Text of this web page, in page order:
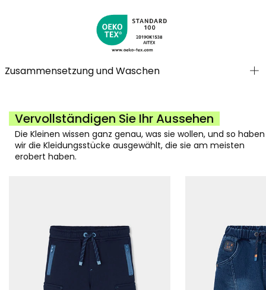
Zusammensetzung und Waschen
Vervollständigen Sie Ihr Aussehen
Die Kleinen wissen ganz genau, was sie wollen, und so haben
wir die Kleidungsstücke ausgewählt, die sie am meisten
erobert haben.